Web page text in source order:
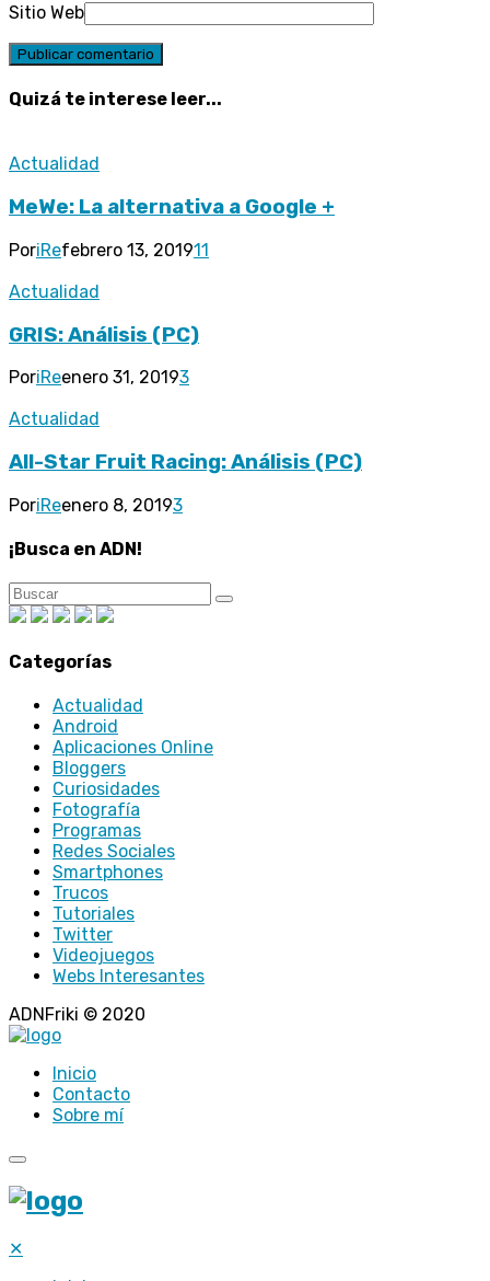
Sitio Web
Quizá te interese leer...
Actualidad
MeWe: La alternativa a Google +
PoriRefebrero 13, 201911
Actualidad
GRIS: Análisis (PC)
PoriReenero 31, 20193
Actualidad
All-Star Fruit Racing: Análisis (PC)
PoriReenero 8, 20193
¡Busca en ADN!
Categorías
Actualidad
Android
Aplicaciones Online
Bloggers
Curiosidades
Fotografía
Programas
Redes Sociales
Smartphones
Trucos
Tutoriales
Twitter
Videojuegos
Webs Interesantes
ADNFriki © 2020
Inicio
Contacto
Sobre mí
✕